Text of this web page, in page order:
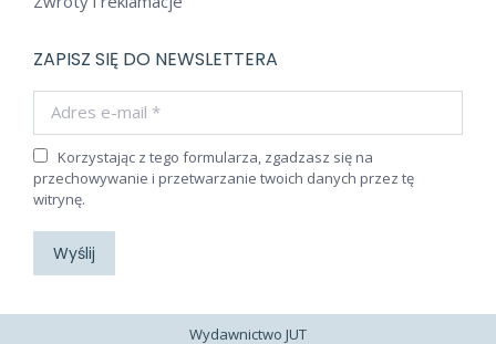
ZAPISZ SIĘ DO NEWSLETTERA
Korzystając z tego formularza, zgadzasz się na
przechowywanie i przetwarzanie twoich danych przez tę
witrynę.
Wyślij
Wydawnictwo JUT